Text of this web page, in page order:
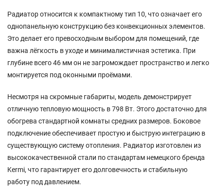
Радиатор относится к компактному тип 10, что означает его
однопанельную конструкцию без конвекционных элементов.
Это делает его превосходным выбором для помещений, где
важна лёгкость в уходе и минималистичная эстетика. При
глубине всего 46 мм он не загромождает пространство и легко
монтируется под оконными проёмами.
Несмотря на скромные габариты, модель демонстрирует
отличную тепловую мощность в 798 Вт. Этого достаточно для
обогрева стандартной комнаты средних размеров. Боковое
подключение обеспечивает простую и быструю интеграцию в
существующую систему отопления. Радиатор изготовлен из
высококачественной стали по стандартам немецкого бренда
Kermi, что гарантирует его долговечность и стабильную
работу под давлением.